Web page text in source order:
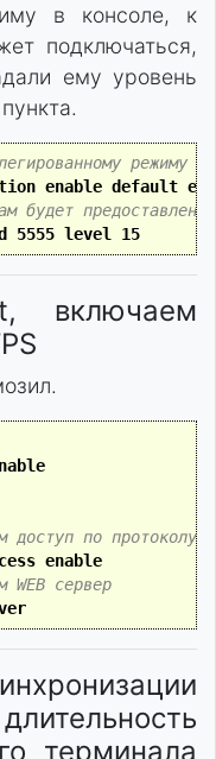
в консоле, к
подключаться,
ему уровень
режиму
enable default
будет предоставлен
5555 level 15
включаем
доступ по протоколу
enable
WEB сервер
терминала